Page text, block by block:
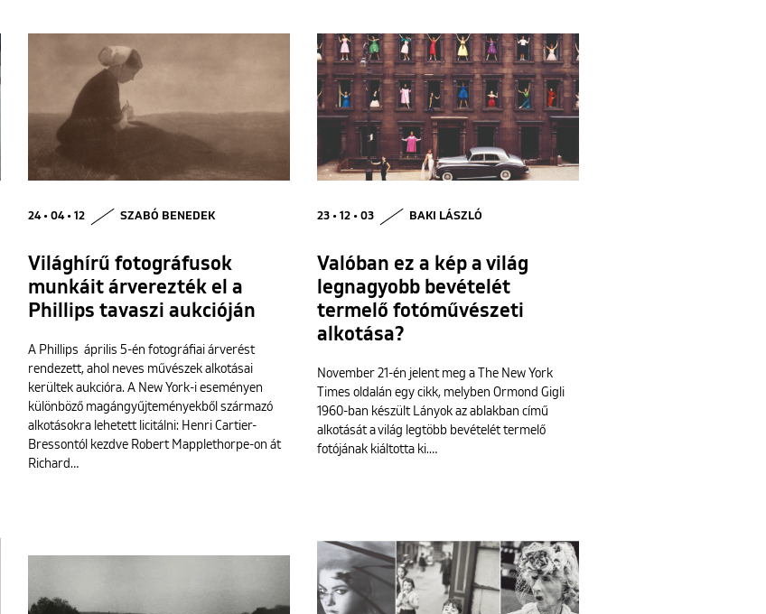
24 • 04 • 12 SZABÓ BENEDEK
Világhírű fotográfusok
munkáit árverezték el a
Phillips tavaszi aukcióján
A Phillips április 5-én fotográfiai árverést
rendezett, ahol neves művészek alkotásai
kerültek aukcióra. A New York-i eseményen
különböző magángyűjteményekből származó
alkotásokra lehetett licitálni: Henri Cartier-
Bressontól kezdve Robert Mapplethorpe-on át
Richard…
23 • 12 • 03 BAKI LÁSZLÓ
Valóban ez a kép a világ
legnagyobb bevételét
termelő fotóművészeti
alkotása?
November 21-én jelent meg a The New York
Times oldalán egy cikk, melyben Ormond Gigli
1960-ban készült Lányok az ablakban című
alkotását a világ legtöbb bevételét termelő
fotójának kiáltotta ki.…